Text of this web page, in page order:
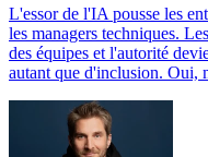
L'essor de l'IA pousse les
les managers techniques.
des équipes et l'autorité
autant que d'inclusion. Oui,